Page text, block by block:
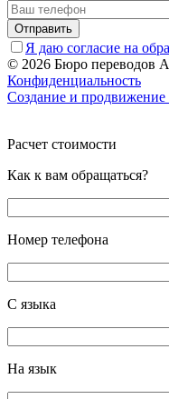
Отправить
Я даю согласие на
© 2026 Бюро переводов
Конфиденциальность
Создание и продвижение
Расчет стоимости
Как к вам обращаться?
Номер телефона
С языка
На язык